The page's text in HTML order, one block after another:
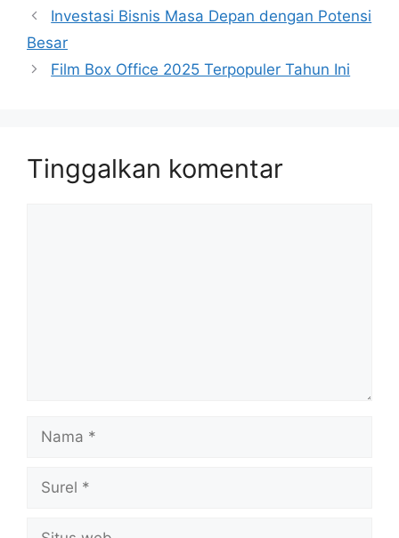
Investasi Bisnis Masa Depan dengan Potensi
Besar
Film Box Office 2025 Terpopuler Tahun Ini
Tinggalkan komentar
Nama
Surel
Situs